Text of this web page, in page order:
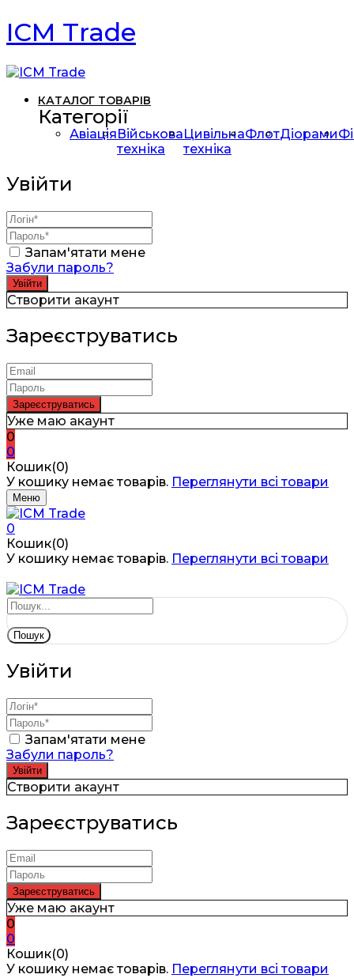
ICM Trade
КАТАЛОГ ТОВАРІВ
Категорії
АвіаціяВійськова
техніка
Цивільна
техніка
ФлотДіорами
Увійти
Запам'ятати мене
Забули пароль?
Створити акаунт
Зареєструватись
Уже маю акаунт
0
0
Кошик(0)
У кошику немає товарів. Переглянути всі товари
Меню
0
Кошик(0)
У кошику немає товарів. Переглянути всі товари
Пошук
Увійти
Запам'ятати мене
Забули пароль?
Створити акаунт
Зареєструватись
Уже маю акаунт
0
0
Кошик(0)
У кошику немає товарів. Переглянути всі товари